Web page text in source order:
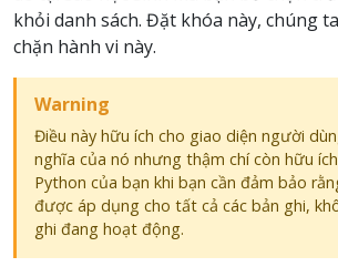
khỏi danh sách. Đặt khóa này, chúng
chặn hành vi này.
Warning
Điều này hữu ích cho giao diện người
nghĩa của nó nhưng thậm chí còn hữu
Python của bạn khi bạn cần đảm bảo
được áp dụng cho tất cả các bản ghi,
ghi đang hoạt động.